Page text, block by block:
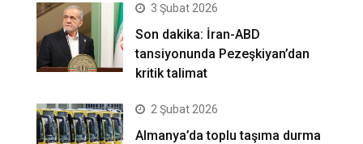
3 Şubat 2026
Son dakika: İran-ABD
tansiyonunda Pezeşkiyan’dan
kritik talimat
2 Şubat 2026
Almanya’da toplu taşıma durma